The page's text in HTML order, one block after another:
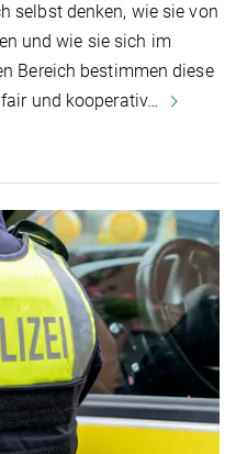
selbst denken, wie sie von
und wie sie sich im
Bereich bestimmen diese
und kooperativ…